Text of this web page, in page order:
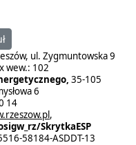
kompostuje i żyzny nawóz
MPGK w Krośnie sięgnie
ul. Zygmuntowska 9
wew.: 102
35-105
6
14
,
SkrytkaESP
58184-ASDDT-13